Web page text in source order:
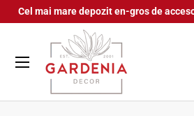
Sari la conținut
Cel mai mare depozit en-gros de
Căutare
Meniu